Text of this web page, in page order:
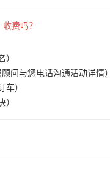
费吗？
）
问与您电话沟通活动详情
）
）